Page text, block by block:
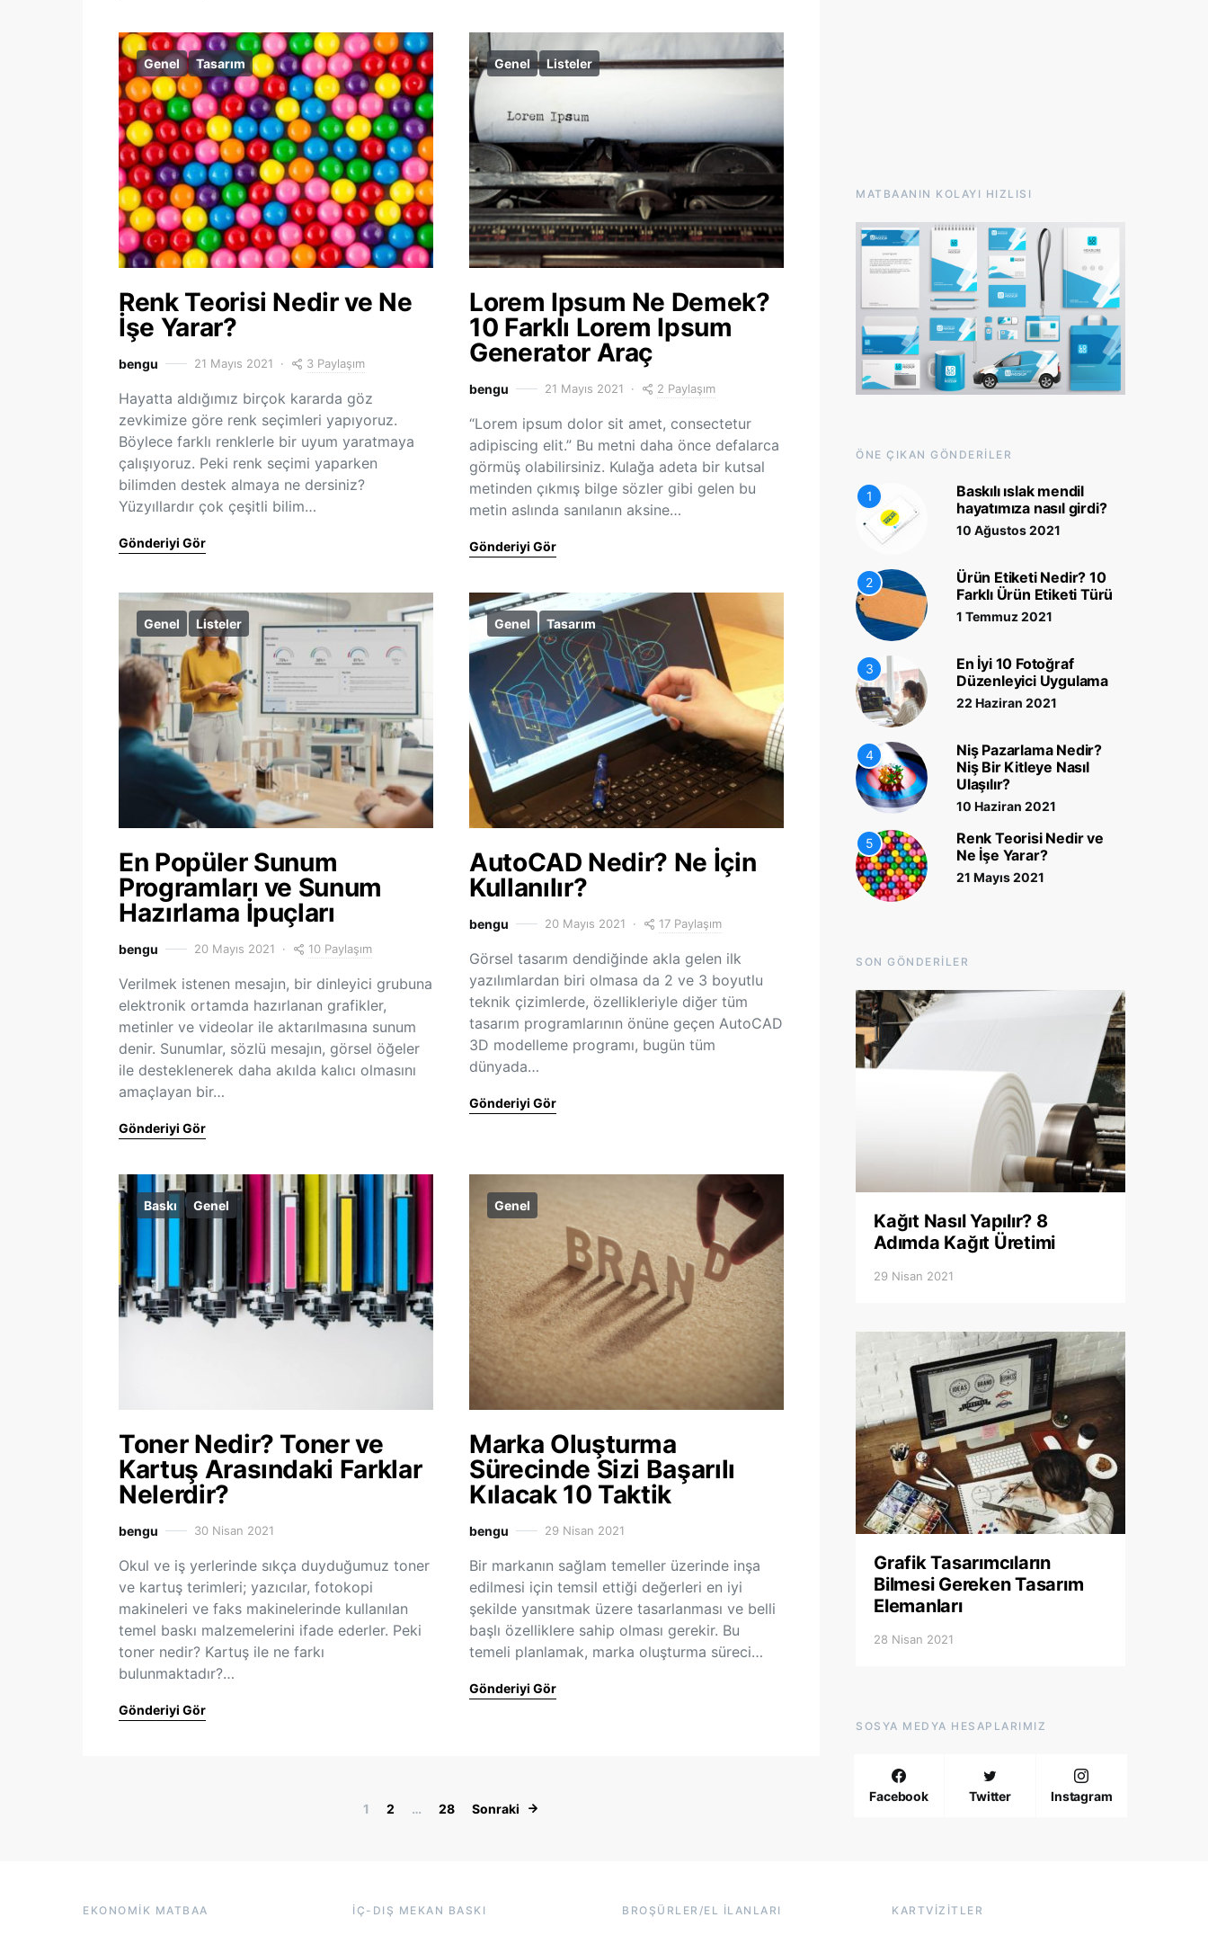
Genel Tasarım
Renk Teorisi Nedir ve Ne
İşe Yarar?
bengu 21 Mayıs 2021 3 Paylaşım
Hayatta aldığımız birçok kararda göz
zevkimize göre renk seçimleri yapıyoruz.
Böylece farklı renklerle bir uyum yaratmaya
çalışıyoruz. Peki renk seçimi yaparken
bilimden destek almaya ne dersiniz?
Yüzyıllardır çok çeşitli bilim…
Gönderiyi Gör
Genel Listeler
Lorem Ipsum Ne Demek?
10 Farklı Lorem Ipsum
Generator Araç
bengu 21 Mayıs 2021 2 Paylaşım
“Lorem ipsum dolor sit amet, consectetur
adipiscing elit.” Bu metni daha önce defalarca
görmüş olabilirsiniz. Kulağa adeta bir kutsal
metinden çıkmış bilge sözler gibi gelen bu
metin aslında sanılanın aksine…
Gönderiyi Gör
Genel Listeler
En Popüler Sunum
Programları ve Sunum
Hazırlama İpuçları
bengu 20 Mayıs 2021 10 Paylaşım
Verilmek istenen mesajın, bir dinleyici grubuna
elektronik ortamda hazırlanan grafikler,
metinler ve videolar ile aktarılmasına sunum
denir. Sunumlar, sözlü mesajın, görsel öğeler
ile desteklenerek daha akılda kalıcı olmasını
amaçlayan bir…
Gönderiyi Gör
Genel Tasarım
AutoCAD Nedir? Ne İçin
Kullanılır?
bengu 20 Mayıs 2021 17 Paylaşım
Görsel tasarım dendiğinde akla gelen ilk
yazılımlardan biri olmasa da 2 ve 3 boyutlu
teknik çizimlerde, özellikleriyle diğer tüm
tasarım programlarının önüne geçen AutoCAD
3D modelleme programı, bugün tüm
dünyada…
Gönderiyi Gör
Baskı Genel
Toner Nedir? Toner ve
Kartuş Arasındaki Farklar
Nelerdir?
bengu 30 Nisan 2021
Okul ve iş yerlerinde sıkça duyduğumuz toner
ve kartuş terimleri; yazıcılar, fotokopi
makineleri ve faks makinelerinde kullanılan
temel baskı malzemelerini ifade ederler. Peki
toner nedir? Kartuş ile ne farkı
bulunmaktadır?…
Gönderiyi Gör
Genel
Marka Oluşturma
Sürecinde Sizi Başarılı
Kılacak 10 Taktik
bengu 29 Nisan 2021
Bir markanın sağlam temeller üzerinde inşa
edilmesi için temsil ettiği değerleri en iyi
şekilde yansıtmak üzere tasarlanması ve belli
başlı özelliklere sahip olması gerekir. Bu
temeli planlamak, marka oluşturma süreci…
Gönderiyi Gör
Yazı dolaşımı
1 2 … 28 Sonraki
MATBAANIN KOLAYI HIZLISI
ÖNE ÇIKAN GÖNDERILER
1
Baskılı ıslak mendil
hayatımıza nasıl girdi?
10 Ağustos 2021
2
Ürün Etiketi Nedir? 10
Farklı Ürün Etiketi Türü
1 Temmuz 2021
3
En İyi 10 Fotoğraf
Düzenleyici Uygulama
22 Haziran 2021
4
Niş Pazarlama Nedir?
Niş Bir Kitleye Nasıl
Ulaşılır?
10 Haziran 2021
5
Renk Teorisi Nedir ve
Ne İşe Yarar?
21 Mayıs 2021
SON GÖNDERILER
Kağıt Nasıl Yapılır? 8
Adımda Kağıt Üretimi
29 Nisan 2021
Grafik Tasarımcıların
Bilmesi Gereken Tasarım
Elemanları
28 Nisan 2021
SOSYA MEDYA HESAPLARIMIZ
Facebook Twitter Instagram
EKONOMIK MATBAA İÇ-DIŞ MEKAN BASKI BROŞÜRLER/EL İLANLARI KARTVIZITLER